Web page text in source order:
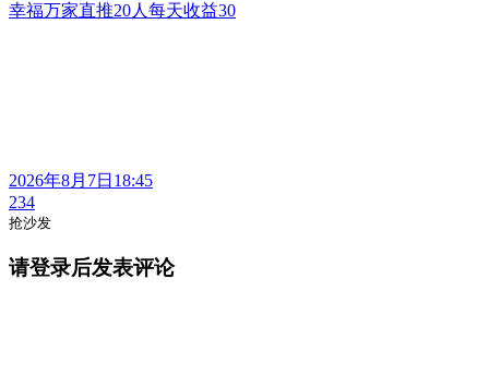
幸福万家直推20人每天收益30
2026年8月7日18:45
234
抢沙发
请登录后发表评论